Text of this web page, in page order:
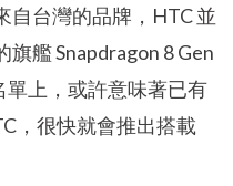
自台灣的品牌，HTC 並
艦 Snapdragon 8 Gen
單上，或許意味著已有
，很快就會推出搭載